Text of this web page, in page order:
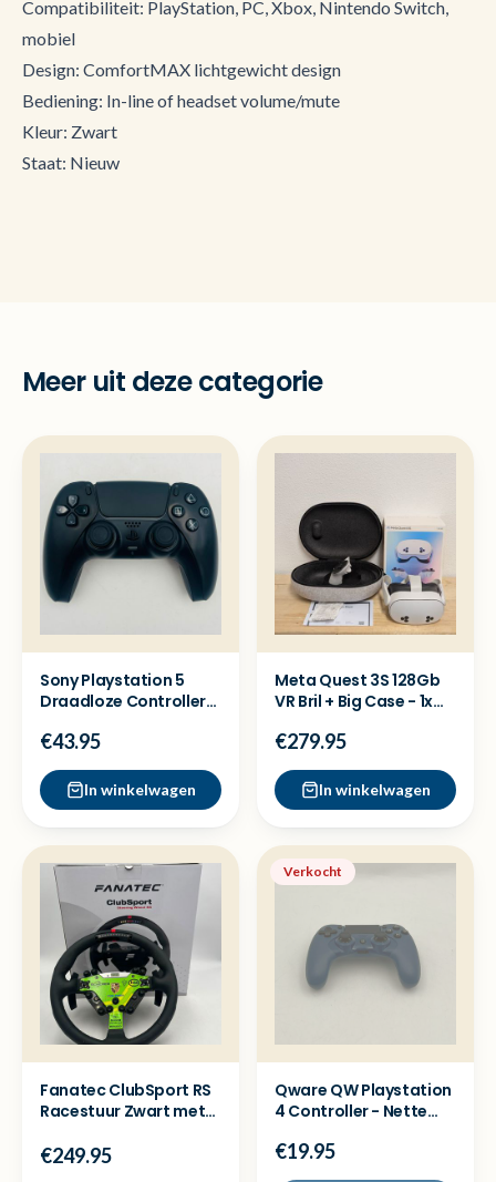
Compatibiliteit: PlayStation, PC, Xbox, Nintendo Switch,
mobiel
Design: ComfortMAX lichtgewicht design
Bediening: In-line of headset volume/mute
Kleur: Zwart
Staat: Nieuw
Meer uit deze categorie
Sony Playstation 5
Draadloze Controller
€43.95
In winkelwagen
Meta Quest 3S 128Gb
VR Bril + Big Case - 1x
€279.95
In winkelwagen
Fanatec ClubSport RS
Racestuur Zwart met
€249.95
Verkocht
Qware QW Playstation
4 Controller - Nette
€19.95